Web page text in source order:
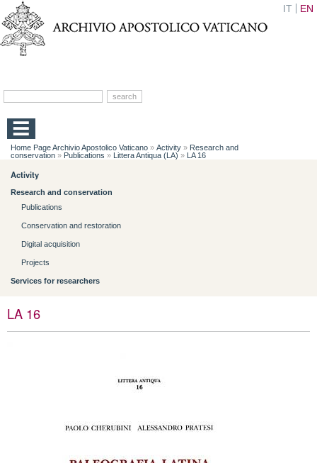
IT EN
Home Page Archivio Apostolico Vaticano » Activity » Research and
conservation » Publications » Littera Antiqua (LA) » LA 16
Activity
Research and conservation
Publications
Conservation and restoration
Digital acquisition
Projects
Services for researchers
LA 16